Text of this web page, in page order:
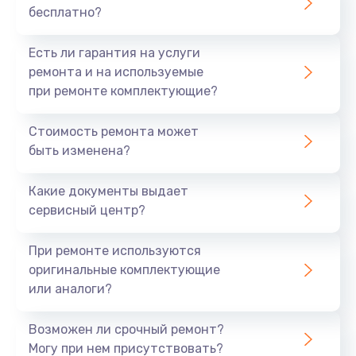
Заказать
Не заряжается
Восстановление после попадания влаги
Заказать
бесплатно?
Есть ли гарантия на услуги
ремонта и на используемые
при ремонте комплектующие?
Стоимость ремонта может
быть изменена?
Какие документы выдает
сервисный центр?
При ремонте используются
оригинальные комплектующие
или аналоги?
Возможен ли срочный ремонт?
Могу при нем присутствовать?